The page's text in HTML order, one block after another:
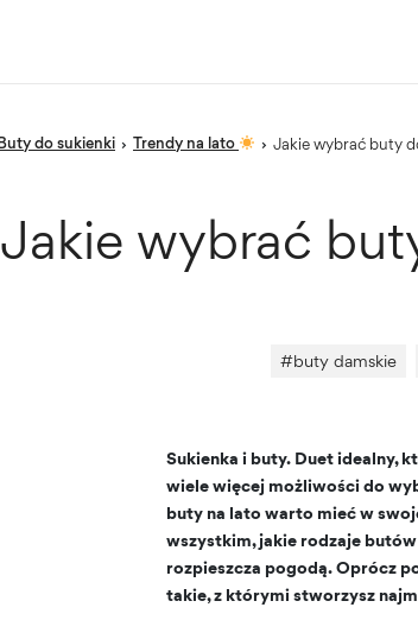
Buty do sukienki › Trendy na lato › Jakie wybrać buty
Jakie wybrać
#buty damskie
Sukienka i buty. Duet idealny,
wiele więcej możliwości do
buty na lato warto mieć w
wszystkim, jakie rodzaje
rozpieszcza pogodą. Oprócz
takie, z którymi stworzysz